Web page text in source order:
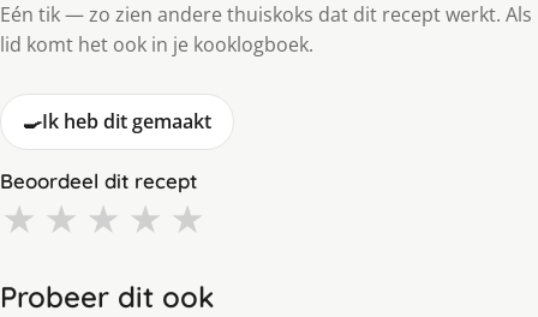
Eén tik — zo zien andere thuiskoks dat dit recept werkt. Als
lid komt het ook in je kooklogboek.
🍳Ik heb dit gemaakt
Beoordeel dit recept
★ ★ ★ ★ ★
Probeer dit ook